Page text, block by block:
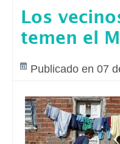
Los
temen el
Publicado en 07